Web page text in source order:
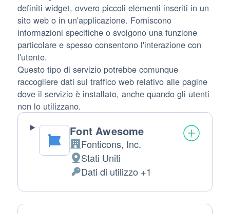
definiti widget, ovvero piccoli elementi inseriti in un
sito web o in un'applicazione. Forniscono
informazioni specifiche o svolgono una funzione
particolare e spesso consentono l'interazione con
l'utente.
Questo tipo di servizio potrebbe comunque
raccogliere dati sul traffico web relativo alle pagine
dove il servizio è installato, anche quando gli utenti
non lo utilizzano.
Font Awesome
Azienda:
Fonticons, Inc.
Luogo
del
trattamento:
Stati Uniti
Dati
Personali
trattati:
Dati di utilizzo +1